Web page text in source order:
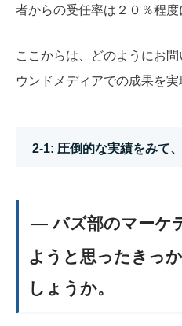
者からの受任率は２０％程度
ここからは、どのようにお
ウンドメディアでの成果を実
2-1: 圧倒的な実績をみて
― バズ部のマーケ
ようと思ったきっ
しょうか。